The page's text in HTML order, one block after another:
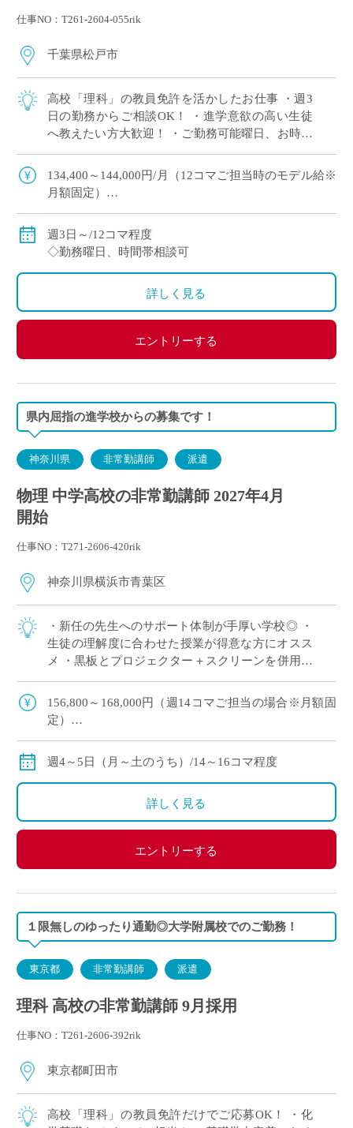
仕事NO：T261-2604-055rik
千葉県松戸市
高校「理科」の教員免許を活かしたお仕事 ・週3
日の勤務からご相談OK！ ・進学意欲の高い生徒
へ教えたい方大歓迎！ ・ご勤務可能曜日、お時間
134,400～144,000円/月（12コマご担当時のモデル給※
月額固定）
◇交通費別途支給
週3日～/12コマ程度
◇勤務曜日、時間帯相談可
詳しく見る
エントリーする
県内屈指の進学校からの募集です！
神奈川県 非常勤講師 派遣
物理 中学高校の非常勤講師 2027年4月
開始
仕事NO：T271-2606-420rik
神奈川県横浜市青葉区
・新任の先生へのサポート体制が手厚い学校◎ ・
生徒の理解度に合わせた授業が得意な方にオスス
メ ・黒板とプロジェクター＋スクリーンを併用し
務中！ ＜こんな方からのご応募 […]
156,800～168,000円（週14コマご担当の場合※月額固
定）
定）
ご指導経験により決定
週4～5日（月～土のうち）/14～16コマ程度
詳しく見る
エントリーする
１限無しのゆったり通勤◎大学附属校でのご勤務！
東京都 非常勤講師 派遣
理科 高校の非常勤講師 9月採用
仕事NO：T261-2606-392rik
東京都町田市
高校「理科」の教員免許だけでご応募OK！ ・化